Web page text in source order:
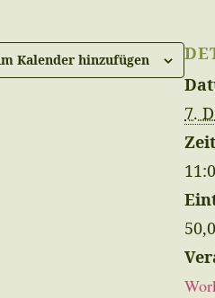
Kalender hinzufügen
7.